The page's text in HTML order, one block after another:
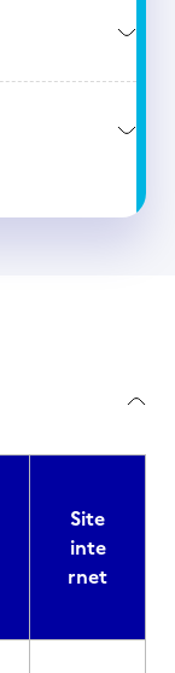
Site
inte
rnet